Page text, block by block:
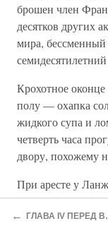
брошен член
десятков других
мира, бессменный
Крохотное
полу — охапка
жидкого супа и
четверть часа
двору, похожему
При аресте у
ботинок.
←